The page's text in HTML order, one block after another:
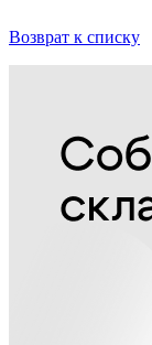
Возврат к списку